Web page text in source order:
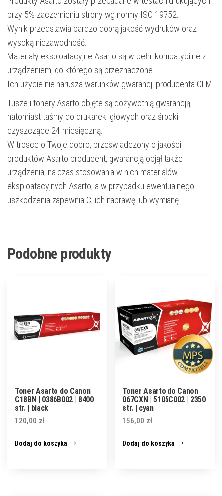
przy 5% zaczernieniu strony wg normy ISO 19752.
Wynik przedstawia bardzo dobrą jakość wydruków oraz
wysoką niezawodność.
Materiały eksploatacyjne Asarto są w pełni kompatybilne z
urządzeniem, do którego są przeznaczone.
Ich użycie nie narusza warunków gwarancji producenta OEM.
Tusze i tonery Asarto objęte są dożywotnią gwarancją,
natomiast taśmy do drukarek igłowych oraz środki
czyszczące 24-miesięczną.
W trosce o Twoje dobro, przeświadczony o jakości
produktów Asarto producent, gwarancją objął także
urządzenia, na czas stosowania w nich materiałów
eksploatacyjnych Asarto, a w przypadku ewentualnego
uszkodzenia zapewnia Ci ich naprawę lub wymianę.
Podobne produkty
Toner Asarto do Canon
C18BN | 0386B002 | 8400
str. | black
120,00 zł
Dodaj do koszyka
Toner Asarto do Canon
067CXN | 5105C002 | 2350
str. | cyan
156,00 zł
Dodaj do koszyka